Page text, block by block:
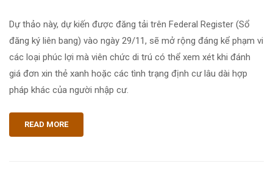
Dự thảo này, dự kiến được đăng tải trên Federal Register (Sổ
đăng ký liên bang) vào ngày 29/11, sẽ mở rộng đáng kể phạm vi
các loại phúc lợi mà viên chức di trú có thể xem xét khi đánh
giá đơn xin thẻ xanh hoặc các tình trạng định cư lâu dài hợp
pháp khác của người nhập cư.
READ MORE